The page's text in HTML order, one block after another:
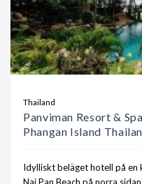
Thailand
Panviman Resort &
Phangan Island
Idylliskt beläget hotell på en